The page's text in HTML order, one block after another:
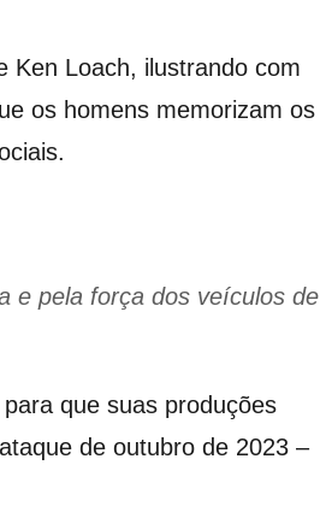
Ken Loach, ilustrando com
os homens memorizam os
e pela força dos veículos de
que suas produções
de outubro de 2023 –